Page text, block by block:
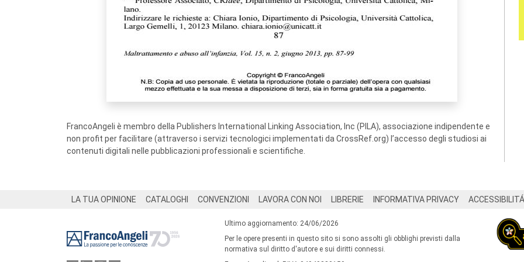
FrancoAngeli è membro della Publishers International Linking Association, Inc (PILA), associazione indipendente e
non profit per facilitare (attraverso i servizi tecnologici implementati da CrossRef.org) l’accesso degli studiosi ai
contenuti digitali nelle pubblicazioni professionali e scientifiche.
LA TUA OPINIONE CATALOGHI CONVENZIONI LAVORA CON NOI LIBRERIE INFORMATIVA PRIVACY ACCESSIBILITÁ
Ultimo aggiornamento: 24/06/2026
Per le opere presenti in questo sito si sono assolti gli obblighi previsti dalla
normativa sul diritto d'autore e sui diritti connessi.